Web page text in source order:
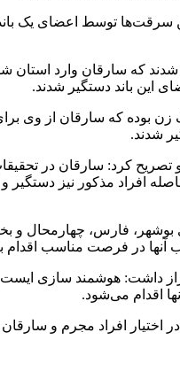
شدند که سارقان وارد
و ۲ نفر دیگر از متهمان که یکی از
شدند.
مسروقه را نیز معرفی کردند که
فارس، چهارمحال و
آنها در فرصت مناسب
داشت: هوشمند سازی
اقدام می‌شود.
افراد مجرم و سارقان